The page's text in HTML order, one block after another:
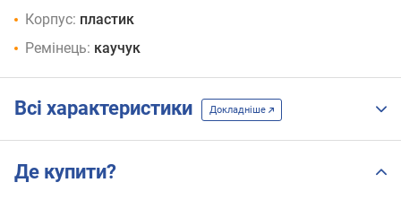
Корпус: пластик
Ремінець: каучук
Всі характеристики Докладніше
Де купити?